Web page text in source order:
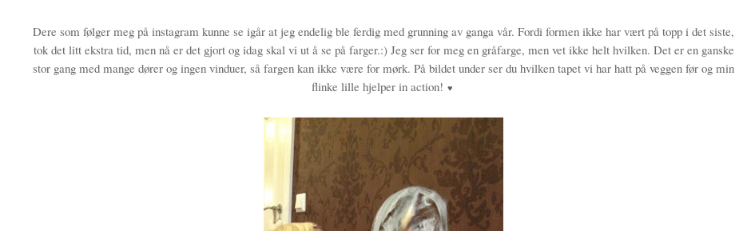
Dere som følger meg på instagram kunne se igår at jeg endelig ble ferdig med grunning av ganga vår. Fordi formen ikke har vært på topp i det siste,
tok det litt ekstra tid, men nå er det gjort og idag skal vi ut å se på farger.:) Jeg ser for meg en gråfarge, men vet ikke helt hvilken. Det er en ganske
stor gang med mange dører og ingen vinduer, så fargen kan ikke være for mørk. På bildet under ser du hvilken tapet vi har hatt på veggen før og min
flinke lille hjelper in action!♥